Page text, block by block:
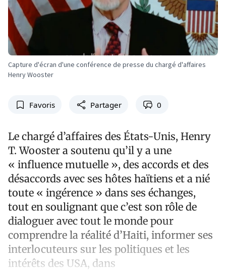
Capture d'écran d'une conférence de presse du chargé d'affaires
Henry Wooster
Favoris Partager 0
Le chargé d’affaires des États-Unis, Henry
T. Wooster a soutenu qu’il y a une
« influence mutuelle », des accords et des
désaccords avec ses hôtes haïtiens et a nié
toute « ingérence » dans ses échanges,
tout en soulignant que c’est son rôle de
dialoguer avec tout le monde pour
comprendre la réalité d’Haiti, informer ses
interlocuteurs sur les politiques et les
intérêts des USA, dans